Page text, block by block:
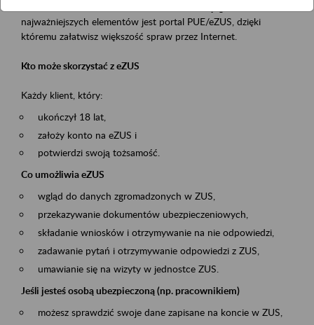
najważniejszych elementów jest portal PUE/eZUS, dzięki
któremu załatwisz większość spraw przez Internet.
Kto może skorzystać z eZUS
Każdy klient, który:
ukończył 18 lat,
założy konto na eZUS i
potwierdzi swoją tożsamość.
Co umożliwia eZUS
wgląd do danych zgromadzonych w ZUS,
przekazywanie dokumentów ubezpieczeniowych,
składanie wniosków i otrzymywanie na nie odpowiedzi,
zadawanie pytań i otrzymywanie odpowiedzi z ZUS,
umawianie się na wizyty w jednostce ZUS.
Jeśli jesteś osobą ubezpieczoną (np. pracownikiem)
możesz sprawdzić swoje dane zapisane na koncie w ZUS,